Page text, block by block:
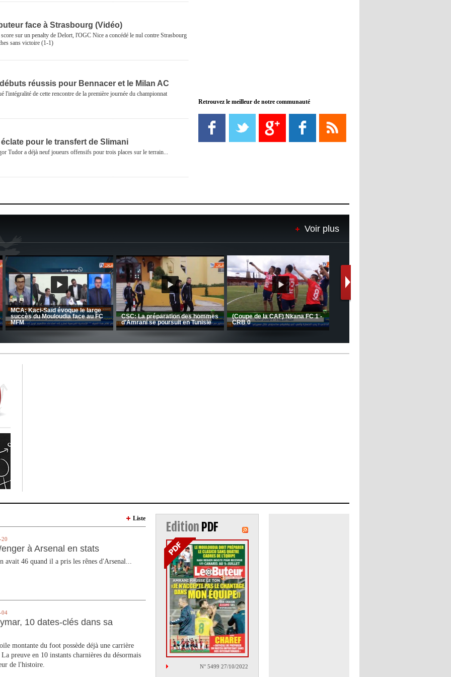
face à Strasbourg (Vidéo)
sur un penalty de Delort, l'OGC Nice a concédé le nul contre Strasbourg
sans victoire (1-1)
réussis pour Bennacer et le Milan AC
l'intégralité de cette rencontre de la première journée du championnat
pour le transfert de Slimani
Tudor a déjà neuf joueurs offensifs pour trois places sur le terrain...
08:21 - 2022/11/08
Liverpool mis en vente par son
propriétaire
de matchs"
départ d'Hazard cet hiver
Retrouvez le meilleur de notre communauté
Voir plus
Le message de Delort, Benrahma
et Belkebla à l'occasion du "Big
Day de vaccination"
Entretien avec Moulay Haddou
CRB: Entretien avec Toufik
Korichi
Liste
20
à Arsenal en stats
avait 46 quand il a pris les rênes d'Arsenal...
04
10 dates-clés dans sa
montante du foot possède déjà une carrière
preuve en 10 instants charnières du désormais
de l'histoire.
Edition PDF
N° 5499 27/10/2022